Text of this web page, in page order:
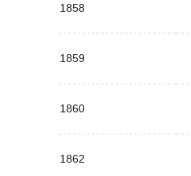
1858
1859
1860
1862